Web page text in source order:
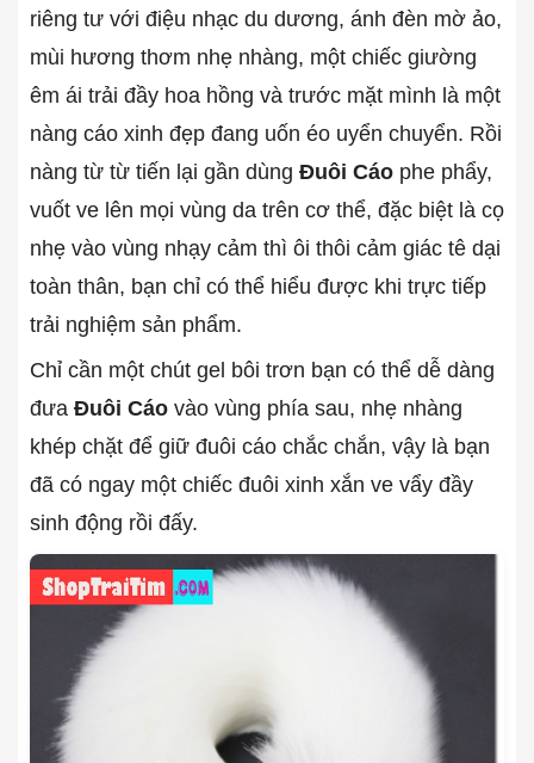
riêng tư với điệu nhạc du dương, ánh đèn mờ ảo,
mùi hương thơm nhẹ nhàng, một chiếc giường
êm ái trải đầy hoa hồng và trước mặt mình là một
nàng cáo xinh đẹp đang uốn éo uyển chuyển. Rồi
nàng từ từ tiến lại gần dùng Đuôi Cáo phe phẩy,
vuốt ve lên mọi vùng da trên cơ thể, đặc biệt là cọ
nhẹ vào vùng nhạy cảm thì ôi thôi cảm giác tê dại
toàn thân, bạn chỉ có thể hiểu được khi trực tiếp
trải nghiệm sản phẩm.
Chỉ cần một chút gel bôi trơn bạn có thể dễ dàng
đưa Đuôi Cáo vào vùng phía sau, nhẹ nhàng
khép chặt để giữ đuôi cáo chắc chắn, vậy là bạn
đã có ngay một chiếc đuôi xinh xắn ve vẩy đầy
sinh động rồi đấy.